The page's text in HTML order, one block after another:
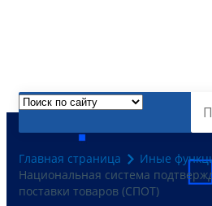
Главная страница
Иные
Национальная система
поставки товаров (СПОТ)